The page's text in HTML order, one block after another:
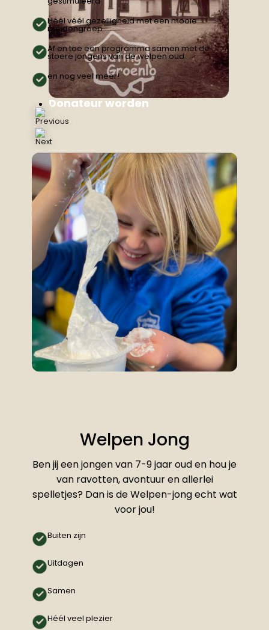
Donateur worden
Héél véél gezelligheid met een mooie
meidengroep
Af en toe een programma samen met de
stoere jongens van de welpen oud
en nog veel meer!
Welpen Jong
Ben jij een jongen van 7-9 jaar oud en hou je
van ravotten, avontuur en allerlei
spelletjes? Dan is de Welpen-jong echt wat
voor jou!
Buiten zijn
Uitdagen
Samen
Héél veel plezier